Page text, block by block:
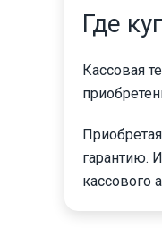
Где
Кассовая
гарантию.
кассового